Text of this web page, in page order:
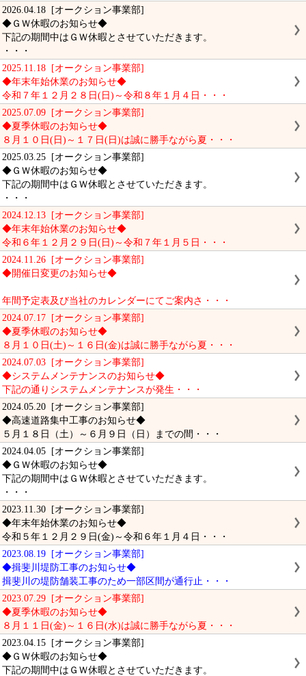
2026.04.18 [オークション事業部]
◆ＧＷ休暇のお知らせ◆
下記の期間中はＧＷ休暇とさせていただきます。
・・・
2025.11.18 [オークション事業部]
◆年末年始休業のお知らせ◆
令和７年１２月２８日(日)～令和８年１月４日・・・
2025.07.09 [オークション事業部]
◆夏季休暇のお知らせ◆
８月１０日(日)～１７日(日)は誠に勝手ながら夏・・・
2025.03.25 [オークション事業部]
◆ＧＷ休暇のお知らせ◆
下記の期間中はＧＷ休暇とさせていただきます。
・・・
2024.12.13 [オークション事業部]
◆年末年始休業のお知らせ◆
令和６年１２月２９日(日)～令和７年１月５日・・・
2024.11.26 [オークション事業部]
◆開催日変更のお知らせ◆
年間予定表及び当社のカレンダーにてご案内さ・・・
2024.07.17 [オークション事業部]
◆夏季休暇のお知らせ◆
８月１０日(土)～１６日(金)は誠に勝手ながら夏・・・
2024.07.03 [オークション事業部]
◆システムメンテナンスのお知らせ◆
下記の通りシステムメンテナンスが発生・・・
2024.05.20 [オークション事業部]
◆高速道路集中工事のお知らせ◆
５月１８日（土）～６月９日（日）までの間・・・
2024.04.05 [オークション事業部]
◆ＧＷ休暇のお知らせ◆
下記の期間中はＧＷ休暇とさせていただきます。
・・・
2023.11.30 [オークション事業部]
◆年末年始休業のお知らせ◆
令和５年１２月２９日(金)～令和６年１月４日・・・
2023.08.19 [オークション事業部]
◆揖斐川堤防工事のお知らせ◆
揖斐川の堤防舗装工事のため一部区間が通行止・・・
2023.07.29 [オークション事業部]
◆夏季休暇のお知らせ◆
８月１１日(金)～１６日(水)は誠に勝手ながら夏・・・
2023.04.15 [オークション事業部]
◆ＧＷ休暇のお知らせ◆
下記の期間中はＧＷ休暇とさせていただきます。